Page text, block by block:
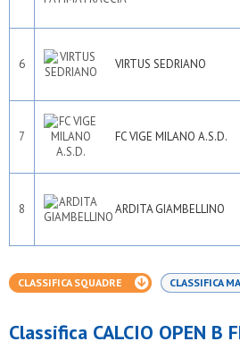
6 VIRTUS SEDRIANO
7 FC VIGE MILANO A.S.D.
8 ARDITA GIAMBELLINO
CLASSIFICA SQUADRE CLASSIFICA
Classifica CALCIO OPEN B